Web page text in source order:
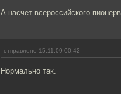
А насчет всероссийского
отправлено 15.11.09 00:42
Нормально так.